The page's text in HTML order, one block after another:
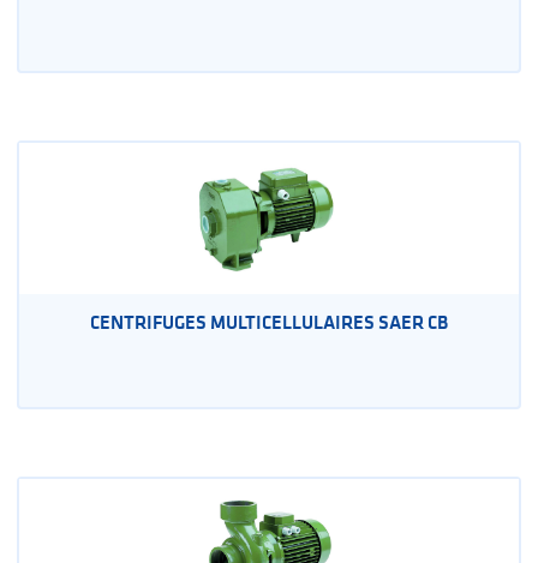
CENTRIFUGES MULTICELLULAIRES SAER CB